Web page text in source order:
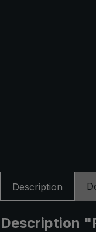
Description
Description